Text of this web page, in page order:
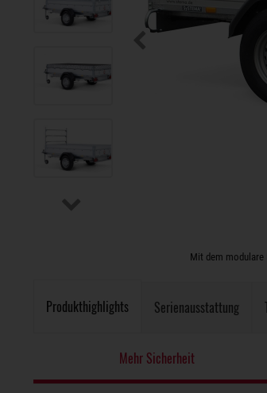
Mit dem
Produkthighlights Serienausstattung
Mehr Sicherheit